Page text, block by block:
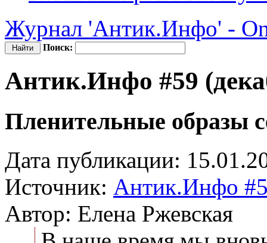
Журнал 'Антик.Инфо' -
Поиск:
Антик.Инфо #59
Пленительные образы
Дата публикации:
Источник: Антик.Инфо
Автор: Елена Ржевская